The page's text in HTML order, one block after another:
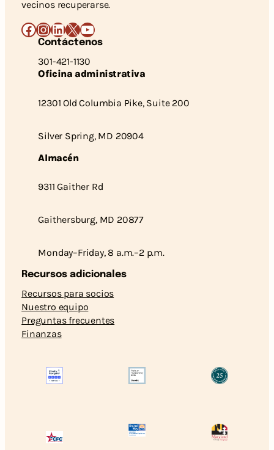
vecinos recuperarse.
Facebook
Instagram
LinkedIn
X YouTube
Contáctenos
301-421-1130
Oficina administrativa
12301 Old Columbia Pike, Suite 200
Silver Spring, MD 20904
Almacén
9311 Gaither Rd
Gaithersburg, MD 20877
Monday–Friday, 8 a.m.–2 p.m.
Recursos adicionales
Recursos para socios
Nuestro equipo
Preguntas frecuentes
Finanzas